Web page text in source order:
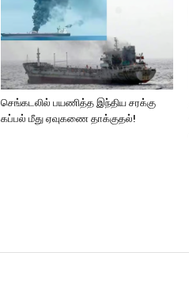
செங்கடலில் பயணித்த இந்திய சரக்கு
கப்பல் மீது ஏவுகணை தாக்குதல்!